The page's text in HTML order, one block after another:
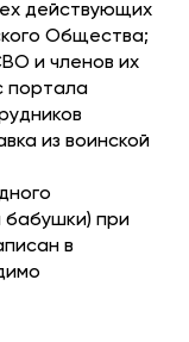
действующих
Общества;
и членов их
портала
из воинской
при
в